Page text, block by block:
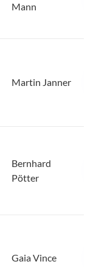
Mann
Martin Janner
Bernhard
Pötter
Gaia Vince